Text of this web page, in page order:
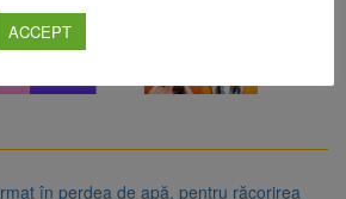
în perdea de apă, pentru răcorirea
ACCEPT